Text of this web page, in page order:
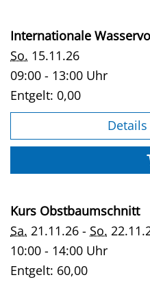
Internationale
So. 15.11.26
09:00 - 13:00 Uhr
Entgelt: 0,00
Kurs Obstbaumschnitt
Sa. 21.11.26 - So.
10:00 - 14:00 Uhr
Entgelt: 60,00